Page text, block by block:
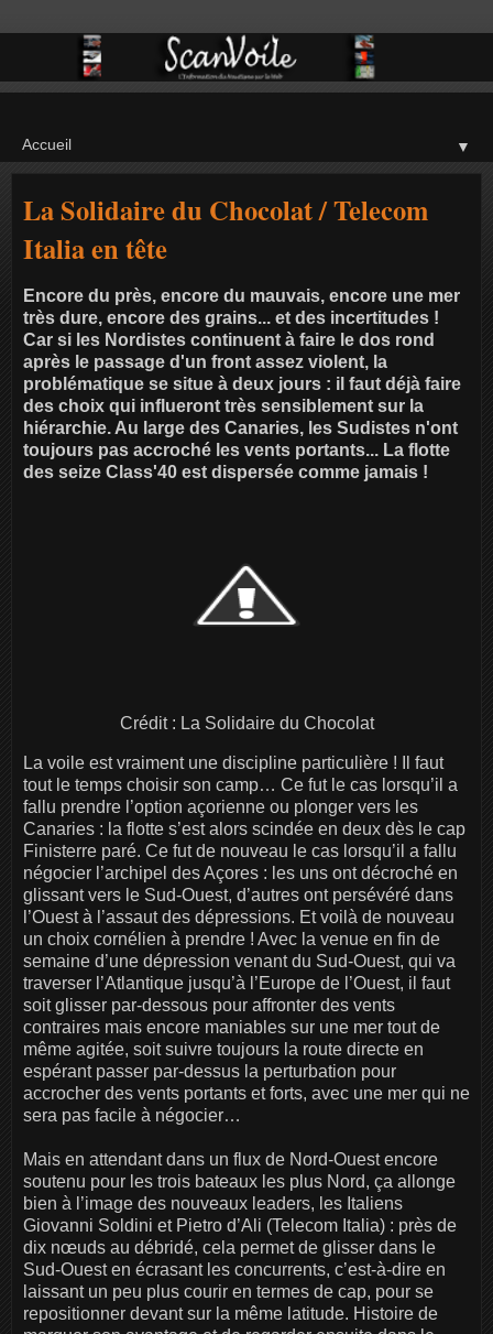
▼
La Solidaire du Chocolat / Telecom
Italia en tête
Encore du près, encore du mauvais, encore une mer
très dure, encore des grains... et des incertitudes !
Car si les Nordistes continuent à faire le dos rond
après le passage d'un front assez violent, la
problématique se situe à deux jours : il faut déjà faire
des choix qui influeront très sensiblement sur la
hiérarchie. Au large des Canaries, les Sudistes n'ont
toujours pas accroché les vents portants... La flotte
des seize Class'40 est dispersée comme jamais !
Crédit : La Solidaire du Chocolat
La voile est vraiment une discipline particulière ! Il faut
tout le temps choisir son camp… Ce fut le cas lorsqu’il a
fallu prendre l’option açorienne ou plonger vers les
Canaries : la flotte s’est alors scindée en deux dès le cap
Finisterre paré. Ce fut de nouveau le cas lorsqu’il a fallu
négocier l’archipel des Açores : les uns ont décroché en
glissant vers le Sud-Ouest, d’autres ont persévéré dans
l’Ouest à l’assaut des dépressions. Et voilà de nouveau
un choix cornélien à prendre ! Avec la venue en fin de
semaine d’une dépression venant du Sud-Ouest, qui va
traverser l’Atlantique jusqu’à l’Europe de l’Ouest, il faut
soit glisser par-dessous pour affronter des vents
contraires mais encore maniables sur une mer tout de
même agitée, soit suivre toujours la route directe en
espérant passer par-dessus la perturbation pour
accrocher des vents portants et forts, avec une mer qui ne
sera pas facile à négocier…
Mais en attendant dans un flux de Nord-Ouest encore
soutenu pour les trois bateaux les plus Nord, ça allonge
bien à l’image des nouveaux leaders, les Italiens
Giovanni Soldini et Pietro d’Ali (Telecom Italia) : près de
dix nœuds au débridé, cela permet de glisser dans le
Sud-Ouest en écrasant les concurrents, c’est-à-dire en
laissant un peu plus courir en termes de cap, pour se
repositionner devant sur la même latitude. Histoire de